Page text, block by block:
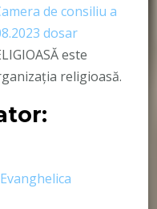
de consiliu a
dosar
este
religioasă.